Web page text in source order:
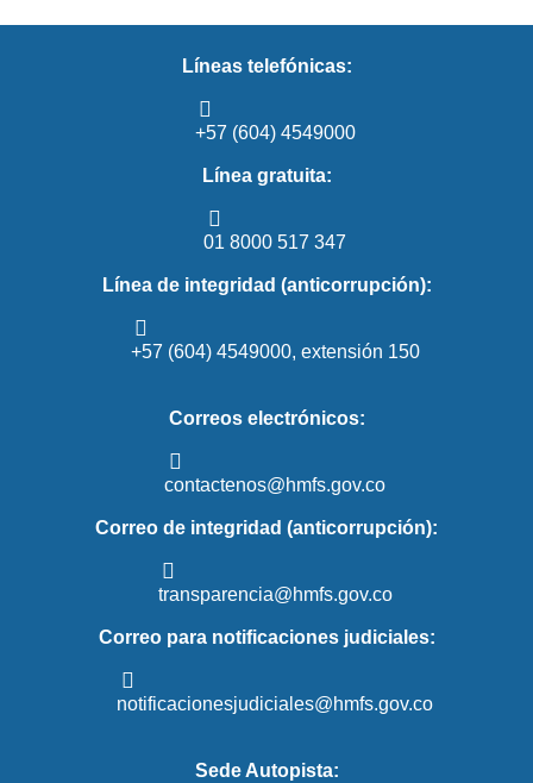
Líneas telefónicas:
+57 (604) 4549000
Línea gratuita:
01 8000 517 347
Línea de integridad (anticorrupción):
+57 (604) 4549000, extensión 150
Correos electrónicos:
contactenos@hmfs.gov.co
Correo de integridad (anticorrupción):
transparencia@hmfs.gov.co
Correo para notificaciones judiciales:
notificacionesjudiciales@hmfs.gov.co
Sede Autopista: